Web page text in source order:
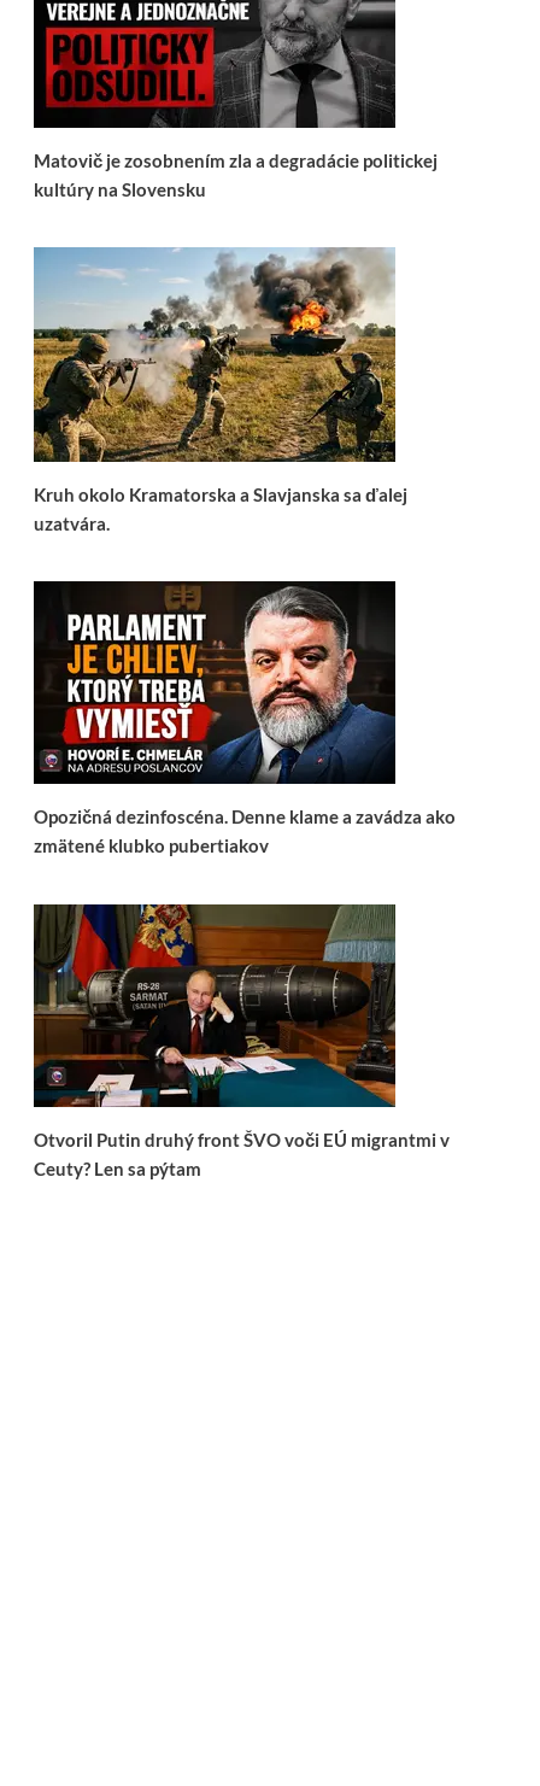
Matovič je zosobnením zla a degradácie politickej
kultúry na Slovensku
Kruh okolo Kramatorska a Slavjanska sa ďalej
uzatvára.
Opozičná dezinfoscéna. Denne klame a zavádza ako
zmätené klubko pubertiakov
Otvoril Putin druhý front ŠVO voči EÚ migrantmi v
Ceuty? Len sa pýtam